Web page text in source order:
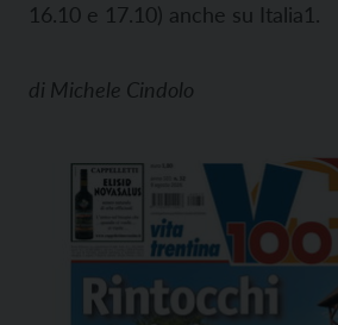
16.10 e 17.10) anche su Italia1.
di Michele Cindolo